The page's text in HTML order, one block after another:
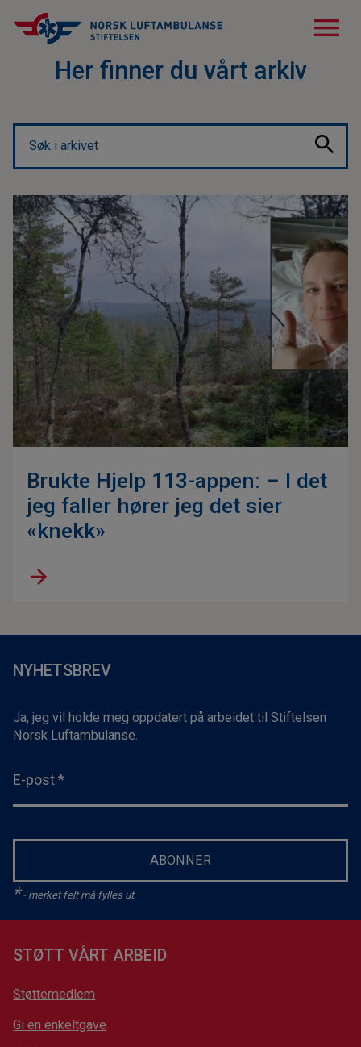
menu
Her finner du vårt arkiv
Brukte Hjelp 113-appen: – I det
jeg faller hører jeg det sier
«knekk»
NYHETSBREV
Ja, jeg vil holde meg oppdatert på arbeidet til Stiftelsen
Norsk Luftambulanse.
E-post *
ABONNER
*- merket felt må fylles ut.
STØTT VÅRT ARBEID
Støttemedlem
Gi en enkeltgave